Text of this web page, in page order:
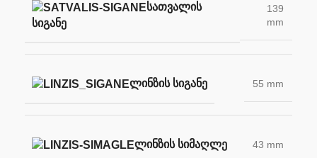
ᲡᲐᲗᲕᲐᲚᲘᲡ
ᲡᲘᲒᲐᲜᲔ
139
mm
ᲚᲘᲜᲖᲘᲡ ᲡᲘᲒᲐᲜᲔ 55 mm
ᲚᲘᲜᲖᲘᲡ ᲡᲘᲛᲐᲦᲚᲔ 43 mm